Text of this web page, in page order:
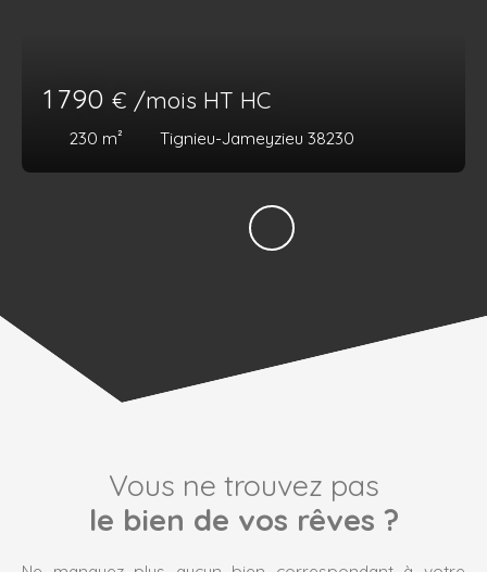
1 790 € /mois HT HC
230 m² Tignieu-Jameyzieu 38230
Vous ne trouvez pas
le bien de vos rêves ?